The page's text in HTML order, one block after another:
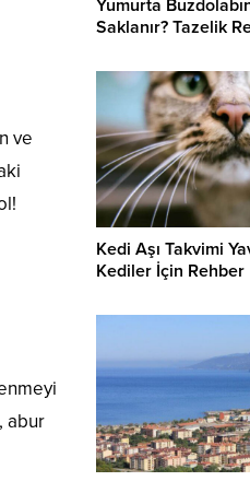
ve
abur
Yumurta
Saklanır? Tazelik
Kedi Aşı Takvimi
Kediler İçin Rehber